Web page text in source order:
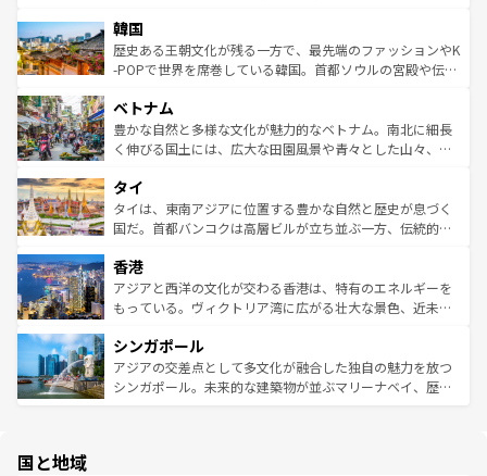
はコンテンツ一覧
いる。アクティビティも充実しており、サーフィンやダイ
ビング、ハイキングなど、アウトドア好きにはたまらな
い。オーストラリアの多彩な魅力を存分に味わいつくそ
参照してほしい。
ン）、静ひつな山岳地帯である台湾東部など、都市の喧騒
と山間の静けさが共存しており、訪れる人に新しい発見と
驚きをもたらしてくれる。また、奥深い台湾の食文化も魅
容にもいいと評判のスイーツなど、バラエティ豊かな料理
が味わえる。 なお、新着の台湾情報は コンテンツ一覧を参
照してほしい。
韓国
歴史ある王朝文化が残る一方で、最先端のファッションやK
-POPで世界を席巻している韓国。首都ソウルの宮殿や伝統
き、地方に足を延ばせば四季折々の自然美を楽しむことが
できる。そして、キムチや焼肉、絶品のストリートフード
まで、さまざまな韓国料理が待っている。夜には、韓国な
リティに包まれながら、韓国の多彩な魅力を心ゆくまで味
わってみてほしい。 なお、新着の韓国情報はコンテンツ一
覧を参照してほしい。
ベトナム
豊かな自然と多様な文化が魅力的なベトナム。南北に細長
く伸びる国土には、広大な田園風景や青々とした山々、世
急速な発展と共に伝統が息づく。ハノイの古い町並みやホ
ーチミン市のフランス統治時代の建物も、独特の雰囲気を
醸し出している。また、バラエティの豊かさとおいしさで
とつ。フォーやバインミー、ベトナムコーヒーなどは、ぜ
ひ現地で味わいたい。どの地域を訪れてもあたたかい人々
が旅行者を迎えてくれるので、きっと忘れられない旅にな
参照してほしい。
タイ
タイは、東南アジアに位置する豊かな自然と歴史が息づく
国だ。首都バンコクは高層ビルが立ち並ぶ一方、伝統的な
の活気が交差している。北部ではチェンマイなどの山岳地
帯で自然と触れ合い、南部ではプーケットやクラビの美し
いビーチでリゾート気分を楽しむことができる。タイ料理
激する。気候は一年中温暖で、どの季節にも異なる楽しみ
が待っている。親しみやすいタイの人々、仏教を中心とし
た文化、そして多様な観光資源が、訪れる旅人を魅了し続
香港
アジアと西洋の文化が交わる香港は、特有のエネルギーを
もっている。ヴィクトリア湾に広がる壮大な景色、近未来
み、どこを訪れても感動するはず。観光スポットが密集し
ており、効率よく見どころを回れるのも魅力。息をのむよ
うな絶景から文化的な体験まで、香港を存分に楽しみ尽く
シンガポール
アジアの交差点として多文化が融合した独自の魅力を放つ
シンガポール。未来的な建築物が並ぶマリーナベイ、歴史
国と地域